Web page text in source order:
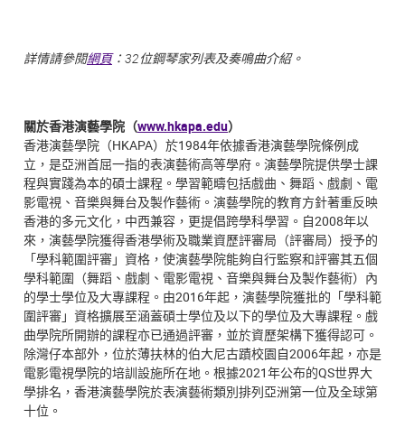
詳情請參閱網頁：32位鋼琴家列表及奏鳴曲介紹。
關於香港演藝學院（www.hkapa.edu）
香港演藝學院（HKAPA）於1984年依據香港演藝學院條例成
立，是亞洲首屈一指的表演藝術高等學府。演藝學院提供學士課
程與實踐為本的碩士課程。學習範疇包括戲曲、舞蹈、戲劇、電
影電視、音樂與舞台及製作藝術。演藝學院的教育方針著重反映
香港的多元文化，中西兼容，更提倡跨學科學習。自2008年以
來，演藝學院獲得香港學術及職業資歷評審局（評審局）授予的
「學科範圍評審」資格，使演藝學院能夠自行監察和評審其五個
學科範圍（舞蹈、戲劇、電影電視、音樂與舞台及製作藝術）內
的學士學位及大專課程。由2016年起，演藝學院獲批的「學科範
圍評審」資格擴展至涵蓋碩士學位及以下的學位及大專課程。戲
曲學院所開辦的課程亦已通過評審，並於資歷架構下獲得認可。
除灣仔本部外，位於薄扶林的伯大尼古蹟校園自2006年起，亦是
電影電視學院的培訓設施所在地。根據2021年公布的QS世界大
學排名，香港演藝學院於表演藝術類別排列亞洲第一位及全球第
十位。